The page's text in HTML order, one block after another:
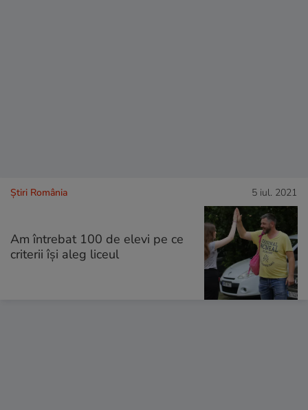
Știri România 5 iul. 2021
Am întrebat 100 de elevi pe ce
criterii își aleg liceul